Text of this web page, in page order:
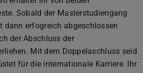
Sobald der Masterstudiengang
dann erfogreich abgeschlossen
der Abschluss der
Mit dem Doppelaschluss seid
für die internationale Karriere. Ihr